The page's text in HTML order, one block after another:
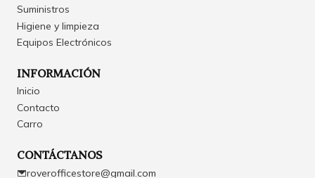
Suministros
Higiene y limpieza
Equipos Electrónicos
INFORMACIÓN
Inicio
Contacto
Carro
CONTÁCTANOS
roverofficestore@gmail.com